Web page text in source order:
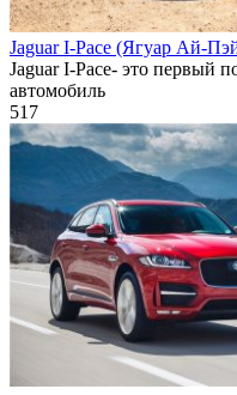
Jaguar I-Pace (Ягуар Ай-
Jaguar I-Pace- это первый
автомобиль
517